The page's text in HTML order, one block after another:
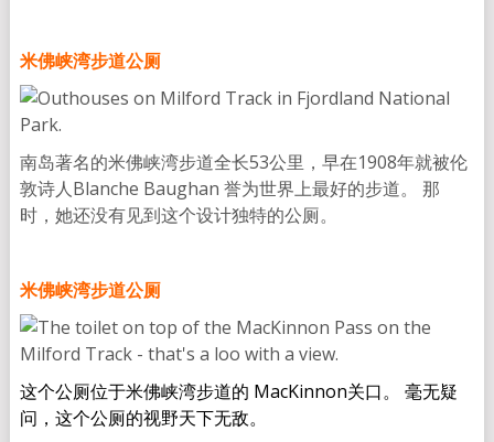
米佛峡湾步道公厕
南岛著名的米佛峡湾步道全长53公里，早在1908年就被伦
敦诗人Blanche Baughan 誉为世界上最好的步道。 那
时，她还没有见到这个设计独特的公厕。
米佛峡湾步道公厕
这个公厕位于米佛峡湾步道的 MacKinnon关口。 毫无疑
问，这个公厕的视野天下无敌。